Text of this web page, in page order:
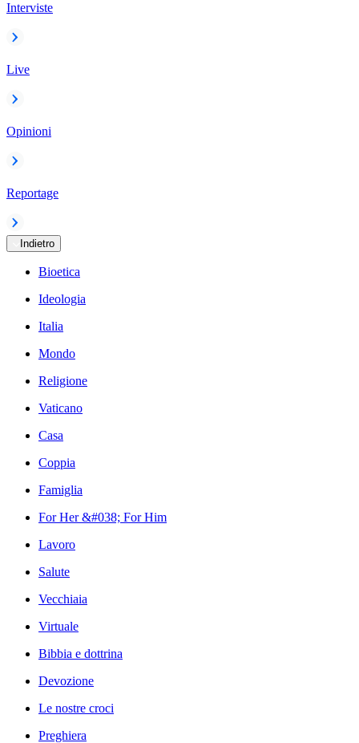
Interviste
Live
Opinioni
Reportage
Indietro
Bioetica
Ideologia
Italia
Mondo
Religione
Vaticano
Casa
Coppia
Famiglia
For Her &#038; For Him
Lavoro
Salute
Vecchiaia
Virtuale
Bibbia e dottrina
Devozione
Le nostre croci
Preghiera